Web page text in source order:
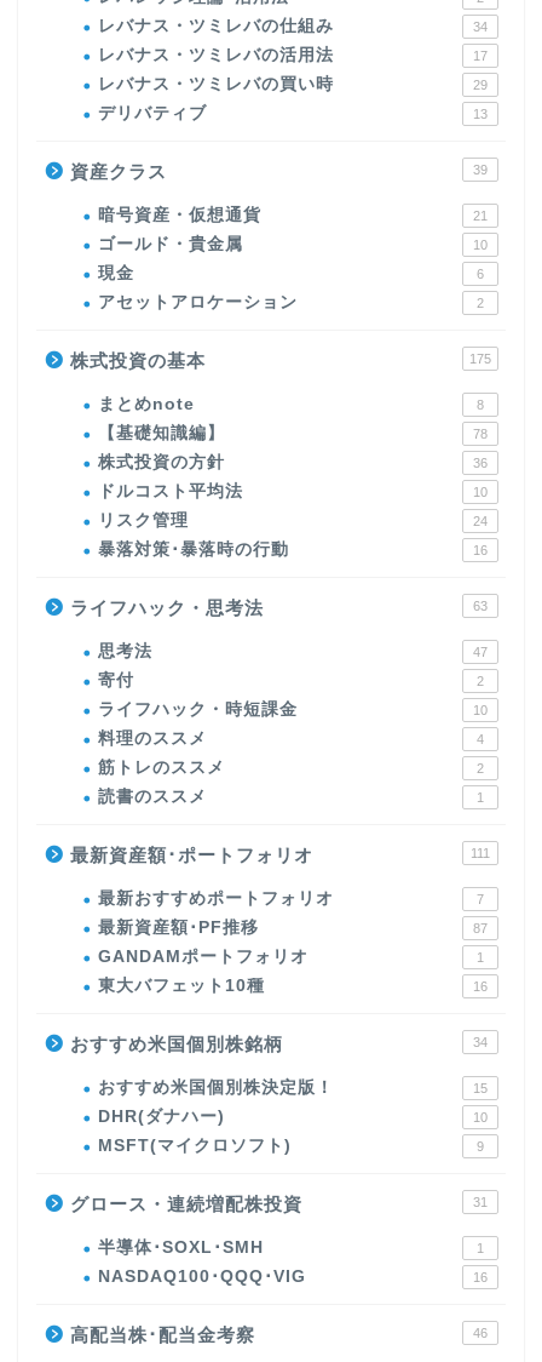
レバナス・ツミレバの仕組み 34
レバナス・ツミレバの活用法 17
レバナス・ツミレバの買い時 29
デリバティブ 13
資産クラス 39
暗号資産・仮想通貨 21
ゴールド・貴金属 10
現金 6
アセットアロケーション 2
株式投資の基本 175
まとめnote 8
【基礎知識編】 78
株式投資の方針 36
ドルコスト平均法 10
リスク管理 24
暴落対策･暴落時の行動 16
ライフハック・思考法 63
思考法 47
寄付 2
ライフハック・時短課金 10
料理のススメ 4
筋トレのススメ 2
読書のススメ 1
最新資産額･ポートフォリオ 111
最新おすすめポートフォリオ 7
最新資産額･PF推移 87
GANDAMポートフォリオ 1
東大バフェット10種 16
おすすめ米国個別株銘柄 34
おすすめ米国個別株決定版！ 15
DHR(ダナハー) 10
MSFT(マイクロソフト) 9
グロース・連続増配株投資 31
半導体･SOXL･SMH 1
NASDAQ100･QQQ･VIG 16
高配当株･配当金考察 46